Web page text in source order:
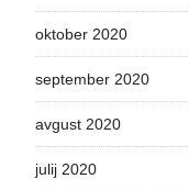
oktober 2020
september 2020
avgust 2020
julij 2020